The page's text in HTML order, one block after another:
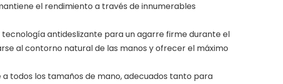
el rendimiento a través de innumerables
tecnología antideslizante para un agarre firme durante el
al contorno natural de las manos y ofrecer el máximo
a todos los tamaños de mano, adecuados tanto para